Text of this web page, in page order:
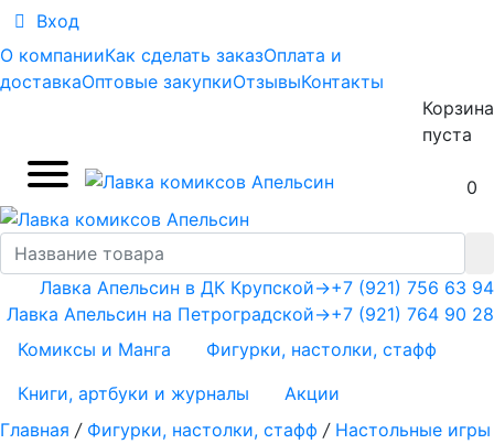
Вход
О компанииКак сделать заказОплата и
доставкаОптовые закупкиОтзывыКонтакты
Корзина
пуста
0
+7 (921) 756 63 94
+7 (921) 764 90 28
Лавка Апельсин в ДК Крупской→
Лавка Апельсин на Петроградской→
Комиксы и Манга
Фигурки, настолки, стафф
Книги, артбуки и журналы
Акции
Главная / Фигурки, настолки, стафф / Настольные игры